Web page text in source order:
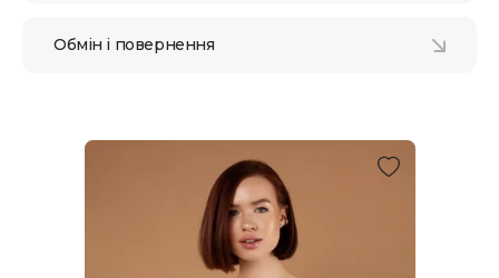
Обмін і повернення